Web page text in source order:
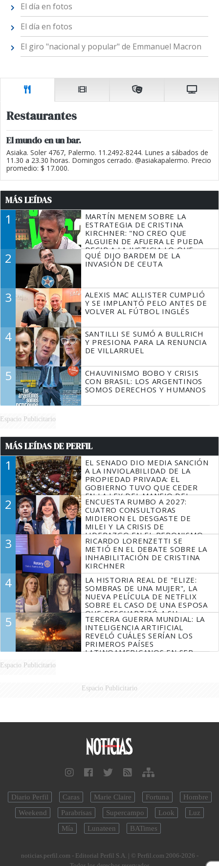
El día en fotos
El día en fotos
El giro "nacional y popular" de Emmanuel Macron
Restaurantes
El mundo en un bar.
Asiaka. Soler 4767, Palermo. 11.2492-8244. Lunes a sábados de
11.30 a 23.30 horas. Domingos cerrado. @asiakapalermo. Precio
promedio: $ 17.000.
MÁS LEÍDAS
1
MARTÍN MENEM SOBRE LA
ESTRATEGIA DE CRISTINA
KIRCHNER: "NO CREO QUE
ALGUIEN DE AFUERA LE PUEDA
DECIR A LA JUSTICIA LO QUE
TIENE QUE HACER"
2
QUÉ DIJO BARDEM DE LA
INVASIÓN DE CEUTA
3
ALEXIS MAC ALLISTER CUMPLIÓ
Y SE IMPLANTÓ PELO ANTES DE
VOLVER AL FÚTBOL INGLÉS
4
SANTILLI SE SUMÓ A BULLRICH
Y PRESIONA PARA LA RENUNCIA
DE VILLARRUEL
5
CHAUVINISMO BOBO Y CRISIS
CON BRASIL: LOS ARGENTINOS
SOMOS DERECHOS Y HUMANOS
Espacio Publicitario
MÁS LEÍDAS DE PERFIL
1
EL SENADO DIO MEDIA SANCIÓN
A LA INVIOLABILIDAD DE LA
PROPIEDAD PRIVADA: EL
GOBIERNO TUVO QUE CEDER
EN LA LEY DEL MANEJO DEL
FUEGO
2
ENCUESTA RUMBO A 2027:
CUATRO CONSULTORAS
MIDIERON EL DESGASTE DE
MILEI Y LA CRISIS DE
LIDERAZGO EN EL PERONISMO
3
RICARDO LORENZETTI SE
METIÓ EN EL DEBATE SOBRE LA
INHABILITACIÓN DE CRISTINA
KIRCHNER
4
LA HISTORIA REAL DE "ELIZE:
SOMBRAS DE UNA MUJER", LA
NUEVA PELÍCULA DE NETFLIX
SOBRE EL CASO DE UNA ESPOSA
QUE DESCUARTIZÓ A SU
MARIDO
5
TERCERA GUERRA MUNDIAL: LA
INTELIGENCIA ARTIFICIAL
REVELÓ CUÁLES SERÍAN LOS
PRIMEROS PAÍSES
LATINOAMERICANOS EN SER
Espacio Publicitario
Espacio Publicitario
Diario Perfil Caras Marie Claire Fortuna
Hombre
Weekend
Parabrisas Supercampo Look
Luz
Mía
Lunateen BATimes
noticias.perfil.com - Editorial Perfil S.A. | © Perfil.com 2006-2026 -